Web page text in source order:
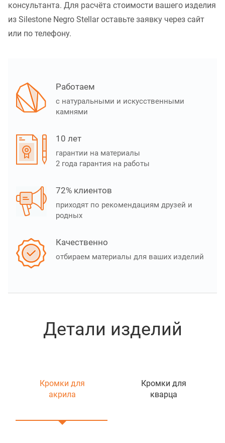
консультанта. Для расчёта стоимости вашего изделия
из Silestone Negro Stellar оставьте заявку через сайт
или по телефону.
Работаем
с натуральными и искусственными
камнями
10 лет
гарантии на материалы
2 года гарантия на работы
72% клиентов
приходят по рекомендациям друзей и
родных
Качественно
отбираем материалы для ваших изделий
Детали изделий
Кромки для
акрила
Кромки для
кварца